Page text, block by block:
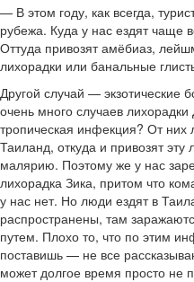
— В этом году, как всегда,
рубежа. Куда у нас ездят чаще
Оттуда привозят амёбиаз,
лихорадки или банальные
Другой случай — экзотические
очень много случаев
тропическая инфекция? От
Таиланд, откуда и привозят
малярию. Поэтому же у нас
лихорадка Зика, притом что
у нас нет. Но люди ездят в
распространены, там
путем. Плохо то, что по этим
поставишь — не все
может долгое время просто не